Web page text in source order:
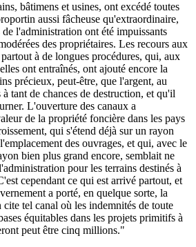
bâtimens et usines, ont excédé toutes
aussi fâcheuse qu'extraordinaire,
l'administration ont été impuissants
des propriétaires. Les recours aux
à de longues procédures, qui, aux
ont entraînés, ont ajouté encore la
précieux, peut-être, que l'argent, au
tant de chances de destruction, et qu'il
L'ouverture des canaux a
de la propriété foncière dans les pays
qui s'étend déjà sur un rayon
des ouvrages, et qui, avec le
bien plus grand encore, semblait ne
pour les terrains destinés à
cependant ce qui est arrivé partout, et
a porté, en quelque sorte, la
tel canal où les indemnités de toute
équitables dans les projets primitifs à
peut être cinq millions."